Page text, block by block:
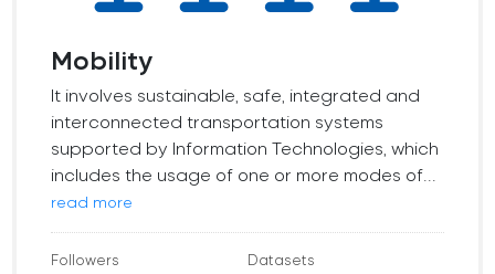
Mobility
It involves sustainable, safe, integrated and
interconnected transportation systems
supported by Information Technologies, which
includes the usage of one or more modes of...
read more
Followers Datasets